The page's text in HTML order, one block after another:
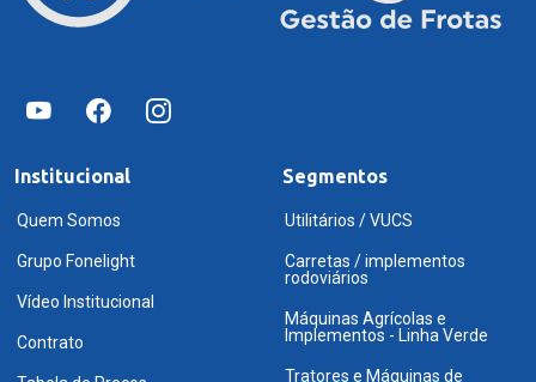
Institucional
Quem Somos
Grupo Fonelight
Vídeo Institucional
Contrato
Segmentos
Utilitários / VUCS
Carretas / implementos
rodoviários
Máquinas Agrícolas e
Implementos - Linha Verde
Tratores e Máquinas de